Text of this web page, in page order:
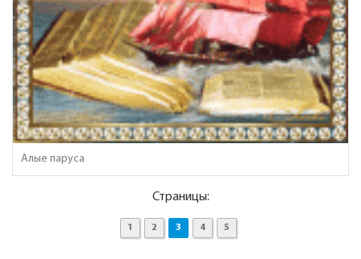
Алые паруса
Страницы:
1 2 3 4 5